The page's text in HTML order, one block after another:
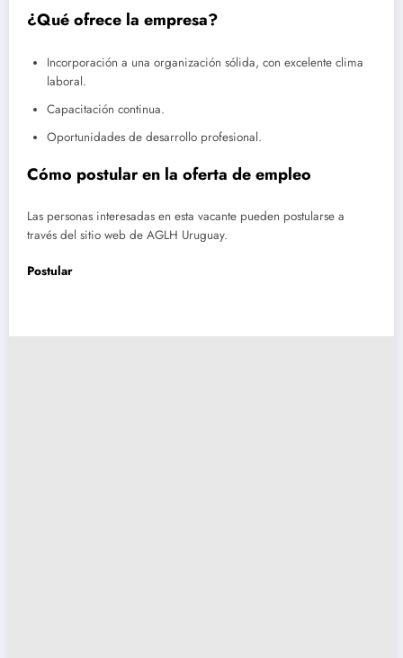
¿Qué ofrece la empresa?
Incorporación a una organización sólida, con excelente clima
laboral.
Capacitación continua.
Oportunidades de desarrollo profesional.
Cómo postular en la oferta de empleo
Las personas interesadas en esta vacante pueden postularse a
través del sitio web de AGLH Uruguay.
Postular